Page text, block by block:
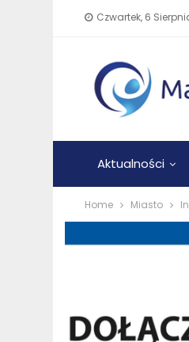
Czwartek, 6
Aktualności
Home Miasto